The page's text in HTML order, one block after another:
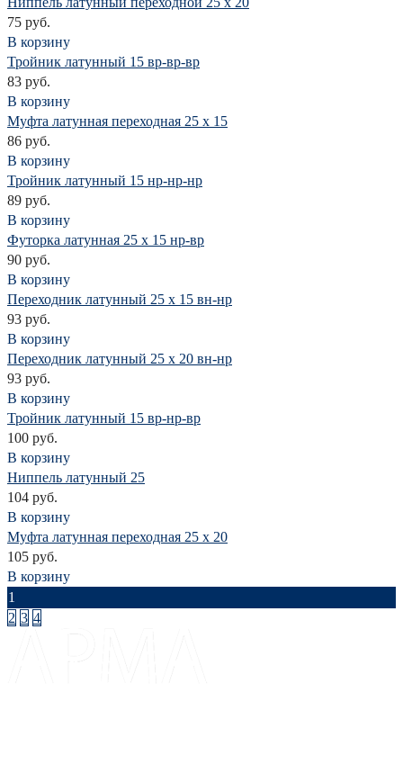
75 руб.
В корзину
Тройник латунный 15 вр-вр-вр
83 руб.
В корзину
Муфта латунная переходная 25 х 15
86 руб.
В корзину
Тройник латунный 15 нр-нр-нр
89 руб.
В корзину
Футорка латунная 25 х 15 нр-вр
90 руб.
В корзину
Переходник латунный 25 х 15 вн-нр
93 руб.
В корзину
Переходник латунный 25 х 20 вн-нр
93 руб.
В корзину
Тройник латунный 15 вр-нр-вр
100 руб.
В корзину
Ниппель латунный 25
104 руб.
В корзину
Муфта латунная переходная 25 х 20
105 руб.
В корзину
1
2 3 4